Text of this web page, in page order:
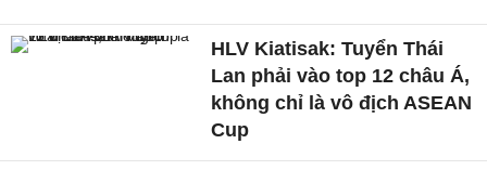
HLV Kiatisak: Tuyển Thái
Lan phải vào top 12 châu Á,
không chỉ là vô địch ASEAN
Cup